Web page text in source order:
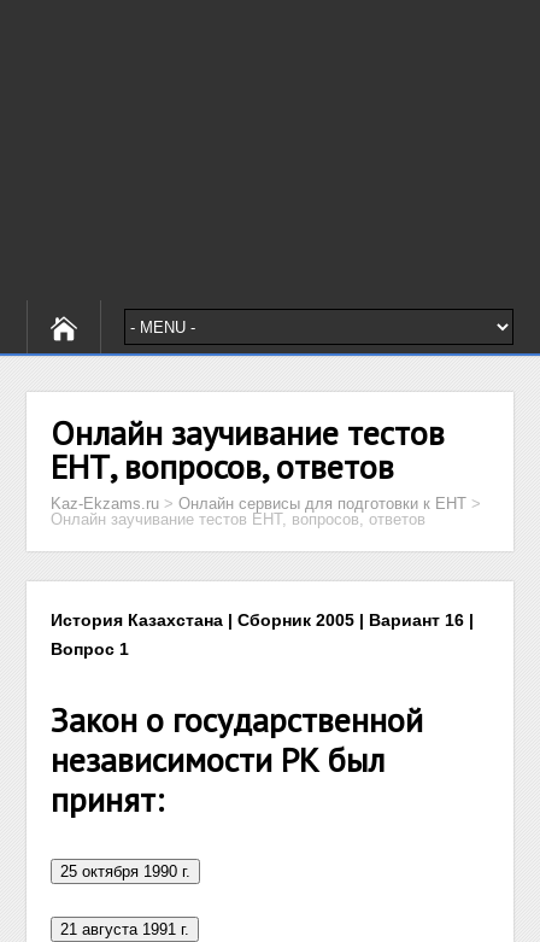
Онлайн заучивание тестов
ЕНТ, вопросов, ответов
Kaz-Ekzams.ru >Онлайн сервисы для подготовки к ЕНТ >
Онлайн заучивание тестов ЕНТ, вопросов, ответов
История Казахстана | Сборник 2005 | Вариант 16 |
Вопрос 1
Закон о государственной
независимости РК был
принят: